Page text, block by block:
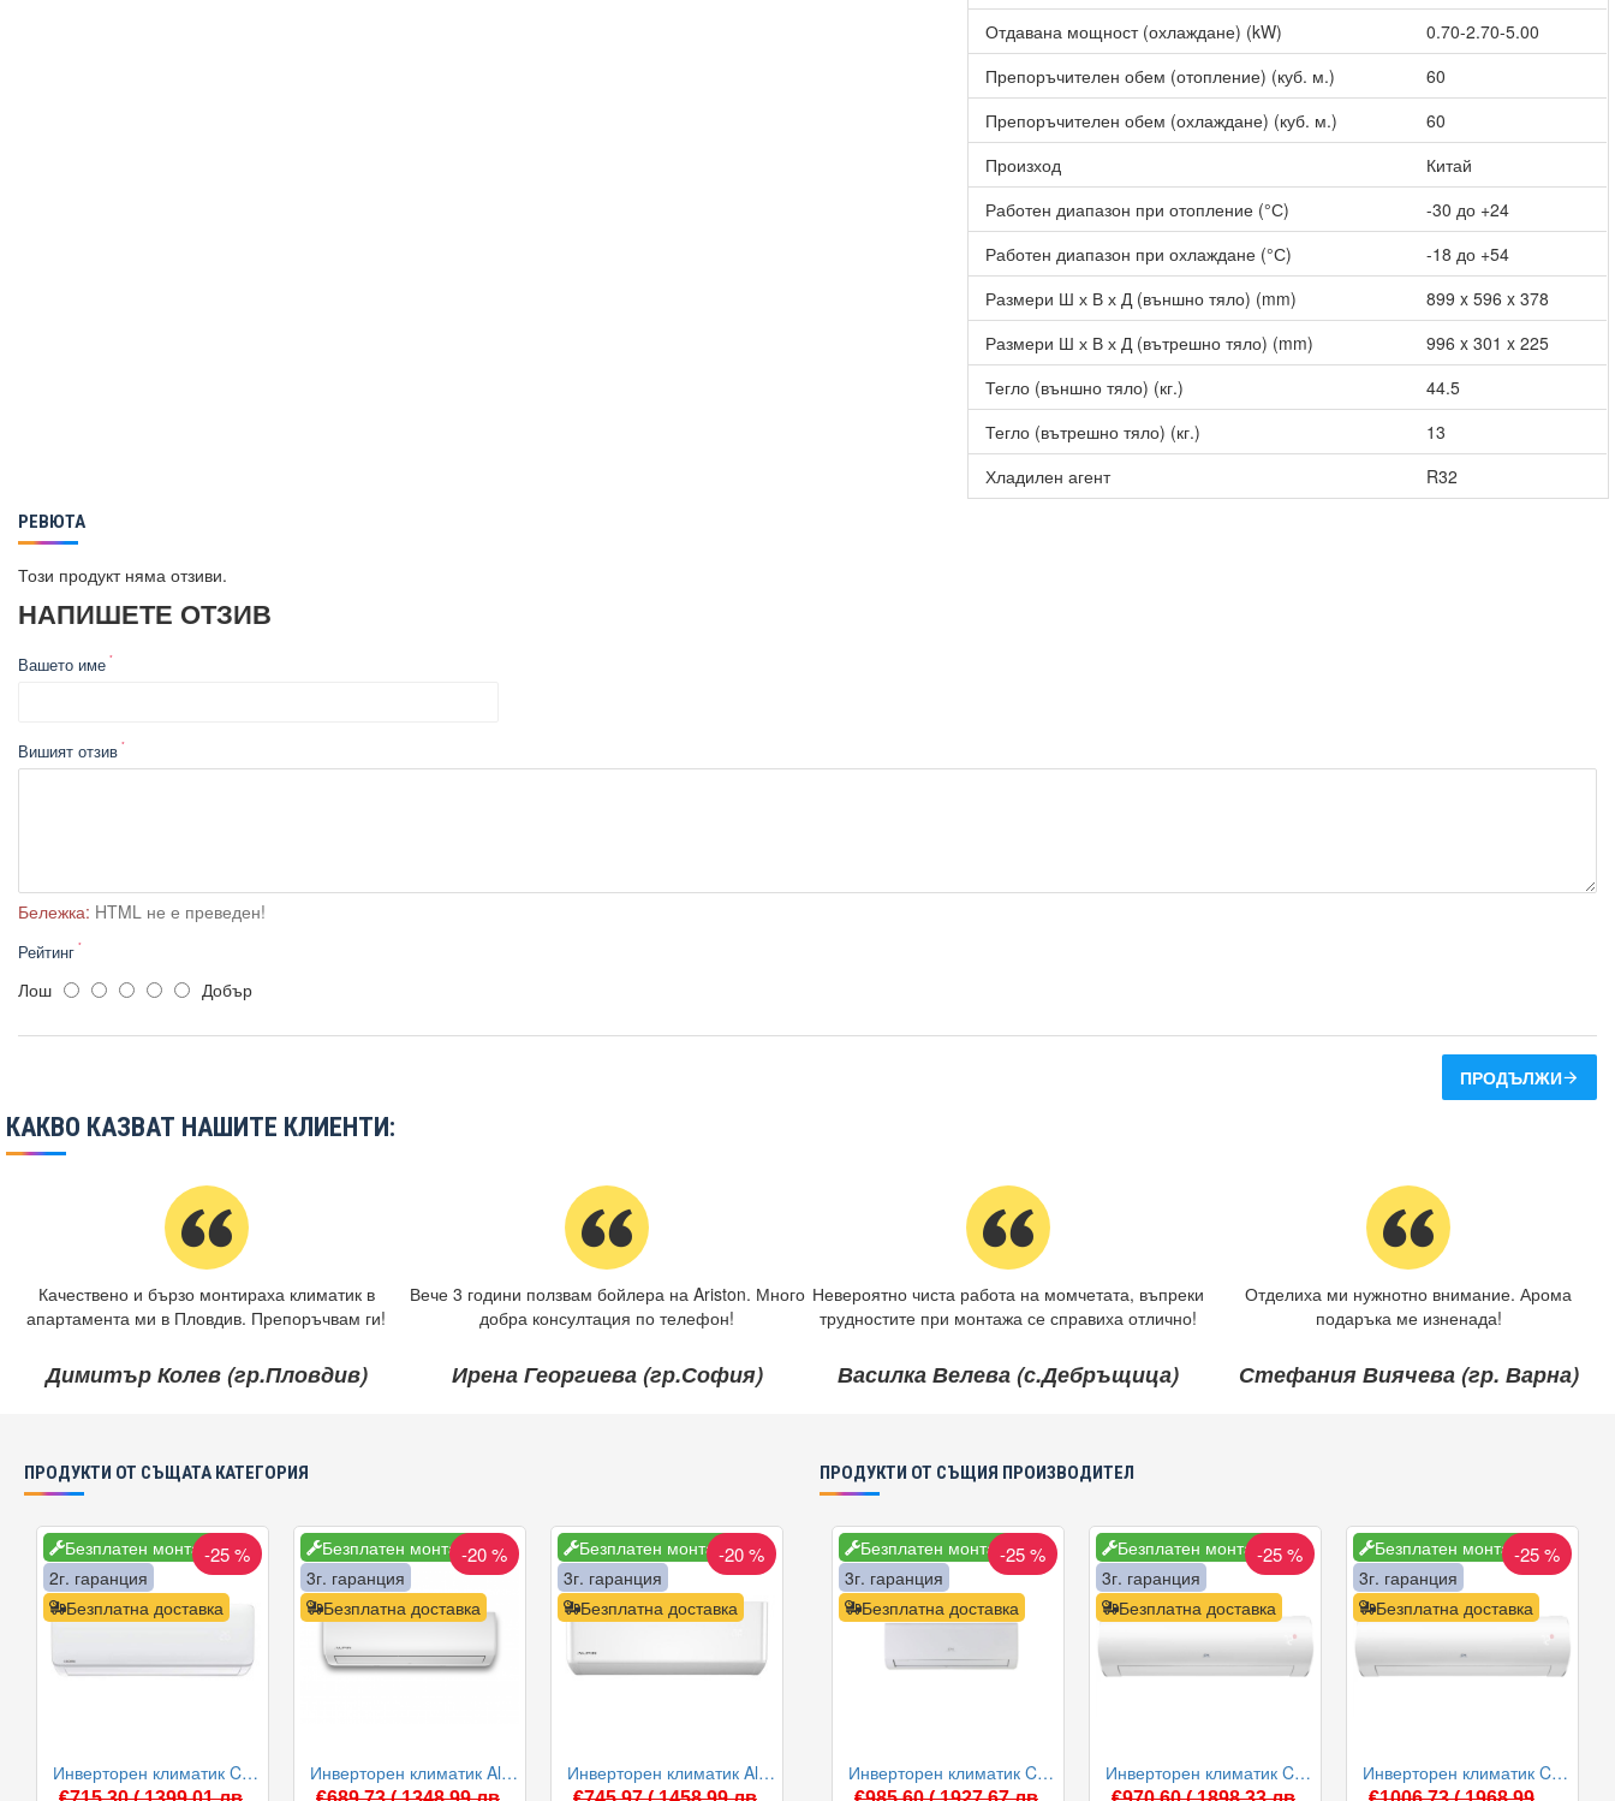
Отдавана мощност (охлаждане) (kW)
0.70-2.70-5.00
Препоръчителен обем (отопление) (куб. м.)
60
Препоръчителен обем (охлаждане) (куб. м.)
60
Произход
Китай
Работен диапазон при отопление (°С)
-30 до +24
Работен диапазон при охлаждане (°С)
-18 до +54
Размери Ш х В х Д (външно тяло) (mm)
899 x 596 x 378
Размери Ш х В х Д (вътрешно тяло) (mm)
996 x 301 x 225
Тегло (външно тяло) (кг.)
44.5
Тегло (вътрешно тяло) (кг.)
13
Хладилен агент
R32
РЕВЮТА
Този продукт няма отзиви.
НАПИШЕТЕ ОТЗИВ
Вашето име
Вишият отзив
Бележка: HTML не е преведен!
Рейтинг
Лош Добър
ПРОДЪЛЖИ
КАКВО КАЗВАТ НАШИТЕ КЛИЕНТИ:
Качествено и бързо монтираха климатик в
апартамента ми в Пловдив. Препоръчвам ги!
Димитър Колев (гр.Пловдив)
Вече 3 години ползвам бойлера на Ariston. Много
добра консултация по телефон!
Ирена Георгиева (гр.София)
Невероятно чиста работа на момчетата, въпреки
трудностите при монтажа се справиха отлично!
Василка Велева (с.Дебръщица)
Отделиха ми нужнотно внимание. Арома
подаръка ме изненада!
Стефания Виячева (гр. Варна)
ПРОДУКТИ ОТ СЪЩАТА КАТЕГОРИЯ
Безплатен монтаж
Безплатна доставка
2г. гаранция
-25 %
Инверторен климатик Crown CIT-12FO62AS, 12 000 BTU, Клас A++
Безплатен монтаж
Безплатна доставка
3г. гаранция
-20 %
Инверторен климатик Alpin ASW-35ETE, Elite, WIFI, 12000 BTU, Клас А++
Безплатен монтаж
Безплатна доставка
3г. гаранция
-20 %
Инверторен климатик Alpin ASW-35PTT Pro, WIFI, 12000 BTU, Клас А++
ПРОДУКТИ ОТ СЪЩИЯ ПРОИЗВОДИТЕЛ
Безплатен монтаж
Безплатна доставка
3г. гаранция
-25 %
Инверторен климатик Cooper and Hunter CH-S09FTXLA2/I-NG / CH-S09FTXLA2/O-NG Arctic 2 WiFi, 9000 BTU, Клас A++
Безплатен монтаж
Безплатна доставка
3г. гаранция
-25 %
Инверторен климатик Cooper and Hunter CH-S09FTXD2-WP DAYTONA, 9000 BTU, Клас A++
Безплатен монтаж
Безплатна доставка
3г. гаранция
-25 %
Инверторен климатик Cooper and Hunter CH-S12FTXD2-WP DAYTONA, 12000 BTU, Клас A++